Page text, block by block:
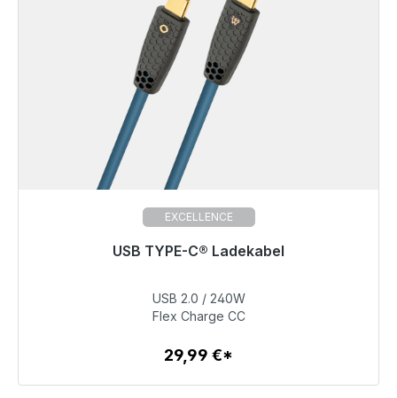
EXCELLENCE
USB TYPE-C® Ladekabel
Sofort versandfertig, Lieferzeit 48h*
29,99 €
Zum Artikel
USB 2.0 / 240W
Flex Charge CC
29,99 €*